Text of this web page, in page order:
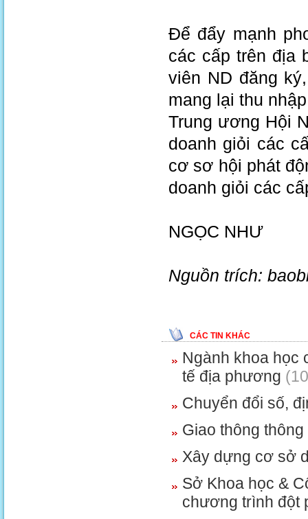
Để đẩy mạnh
các cấp trên địa
viên ND đăng
mang lại thu
Trung ương Hội
doanh giỏi các
cơ sơ hội phát
doanh giỏi các
NGỌC NHƯ
Nguồn trích:
CÁC TIN KHÁC
Ngành khoa học
tế địa phương
Chuyển đổi số,
Giao thông
Xây dựng cơ sở
Sở Khoa học &
chương trình đột